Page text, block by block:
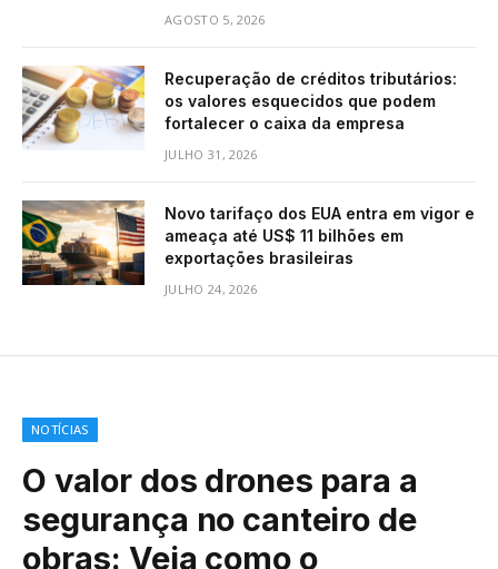
AGOSTO 5, 2026
Recuperação de créditos tributários:
os valores esquecidos que podem
fortalecer o caixa da empresa
JULHO 31, 2026
Novo tarifaço dos EUA entra em vigor e
ameaça até US$ 11 bilhões em
exportações brasileiras
JULHO 24, 2026
NOTÍCIAS
O valor dos drones para a
segurança no canteiro de
obras: Veja como o